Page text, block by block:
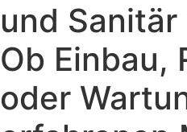
und
Ob Einbau,
oder